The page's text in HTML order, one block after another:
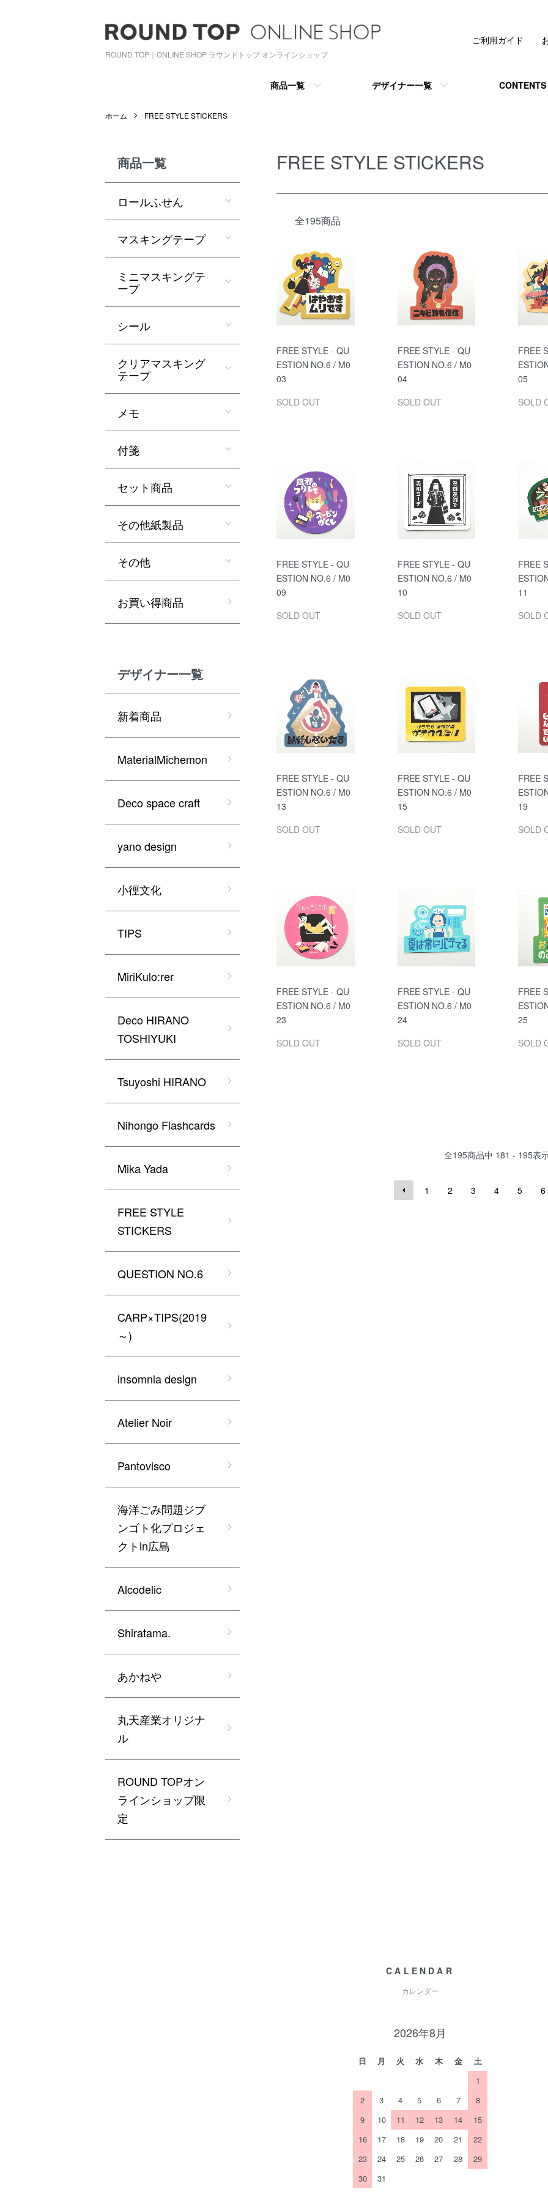
ROUND TOP｜ONLINE SHOP ラウンドトップ オンラインショップ
商品一覧 デザイナー一覧 CONTENTS
ご利用ガイド
ホーム FREE STYLE STICKERS
FREE STYLE STICKERS
全195商品
FREE STYLE - QU
ESTION NO.6 / M0
03
SOLD OUT
FREE STYLE - QU
ESTION NO.6 / M0
04
SOLD OUT
FREE
05
SOLD
FREE STYLE - QU
ESTION NO.6 / M0
09
SOLD OUT
FREE STYLE - QU
ESTION NO.6 / M0
10
SOLD OUT
FREE
11
SOLD
FREE STYLE - QU
ESTION NO.6 / M0
13
SOLD OUT
FREE STYLE - QU
ESTION NO.6 / M0
15
SOLD OUT
FREE
19
SOLD
FREE STYLE - QU
ESTION NO.6 / M0
23
SOLD OUT
FREE STYLE - QU
ESTION NO.6 / M0
24
SOLD OUT
FREE
25
SOLD
全195商品中 181 - 195表
1 2 3 4 5 6
商品一覧
ロールふせん
マスキングテープ
ミニマスキングテ
ープ
シール
クリアマスキング
テープ
メモ
付箋
セット商品
その他紙製品
その他
お買い得商品
デザイナー一覧
新着商品
MaterialMichemon
Deco space craft
yano design
小徑文化
TIPS
MiriKulo:rer
Deco HIRANO
TOSHIYUKI
Tsuyoshi HIRANO
Nihongo Flashcards
Mika Yada
FREE STYLE
STICKERS
QUESTION NO.6
CARP×TIPS(2019
～)
insomnia design
Atelier Noir
Pantovisco
海洋ごみ問題ジブ
ンゴト化プロジェ
クトin広島
Alcodelic
Shiratama.
あかねや
丸天産業オリジナ
ル
ROUND TOPオン
ラインショップ限
定
CALENDAR
カレンダー
2026年8月
日 月 火 水 木 金
土
1
2
3 4 5 6 7
8
9
10 11 12 13 14
15
16
17 18 19 20 21
22
23
24 25 26 27 28
29
30
31